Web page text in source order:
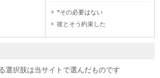
*その必要はない
彼とそう約束した
選択肢は当サイトで選んだものです